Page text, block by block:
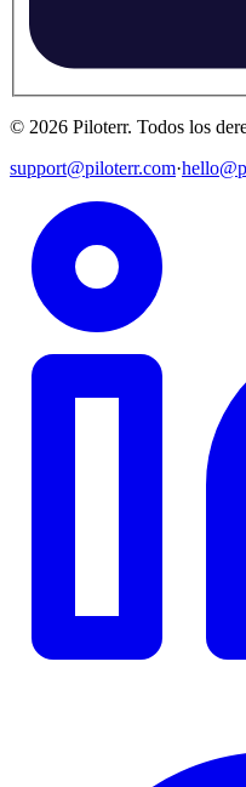
© 2026 Piloterr. Todos los
support@piloterr.com·